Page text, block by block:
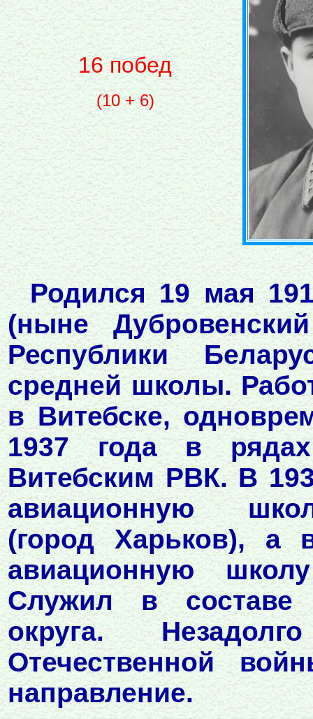
16 побед
(10 + 6)
Родился 19 мая
(ныне
Республики
средней школы.
в Витебске,
1937 года в
Витебским РВК. В
авиационную
(город Харьков),
авиационную
Служил в составе
округа.
Отечественной
направление.